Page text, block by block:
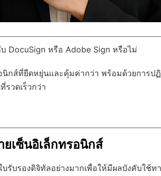
DocuSign หรือ Adobe Sign หรือไม่
นิกส์ที่ยืดหยุ่นและคุ้มค่ากว่า พร้อมด้วยการป
รวดเร็วกว่า
เซ็นอิเล็กทรอนิกส์
รับรองดิจิทัลอย่างมากเพื่อให้มีผลบังคับใช้